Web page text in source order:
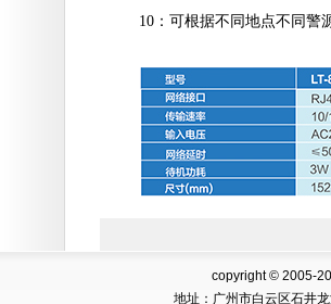
10：可根据不同地点不同警
copyright © 2005-
地址：广州市白云区石井